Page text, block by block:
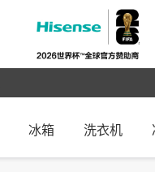
冰箱 洗衣机